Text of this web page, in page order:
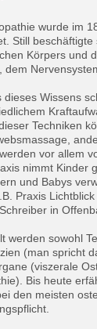
wurde im
Still
Körpers und
dem
dieses Wissens
Techniken
vor allem
nimmt Kinder
und Babys
Praxis
in
werden sowohl
(man spricht
(viszerale
Bis heute
den meisten